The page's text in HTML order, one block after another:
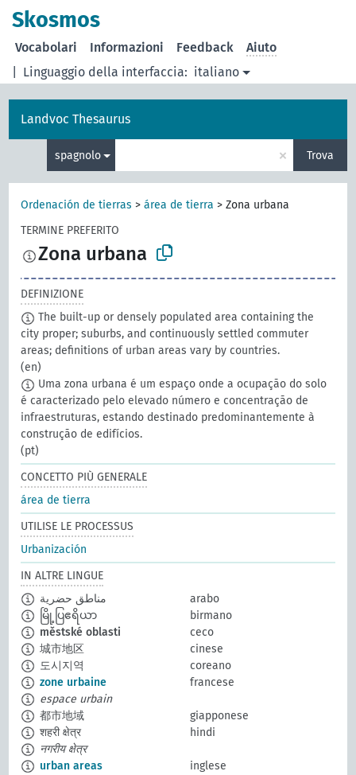
Skosmos
Linguaggio della interfaccia: italiano
Vocabolari Informazioni Feedback Aiuto
Landvoc Thesaurus
spagnolo × Trova
Ordenación de tierras >área de tierra >Zona urbana
TERMINE PREFERITO
Zona urbana
DEFINIZIONE
The built-up or densely populated area containing the
city proper; suburbs, and continuously settled commuter
areas; definitions of urban areas vary by countries.
(en)
Uma zona urbana é um espaço onde a ocupação do solo
é caracterizado pelo elevado número e concentração de
infraestruturas, estando destinado predominantemente à
construção de edifícios.
(pt)
CONCETTO PIÙ GENERALE
área de tierra
UTILISE LE PROCESSUS
Urbanización
IN ALTRE LINGUE
مناطق حضرية
arabo
မြို့ပြဧရိယာ
birmano
městské oblasti
ceco
城市地区
cinese
도시지역
coreano
zone urbaine
francese
espace urbain
都市地域
giapponese
शहरी क्षेत्र
hindi
नगरीय क्षेत्र
urban areas
inglese